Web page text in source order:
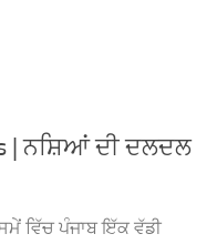
| ਨਸ਼ਿਆਂ ਦੀ ਦਲਦਲ
ਵਿੱਚ ਪੰਜਾਬ ਇੱਕ ਵੱਡੀ